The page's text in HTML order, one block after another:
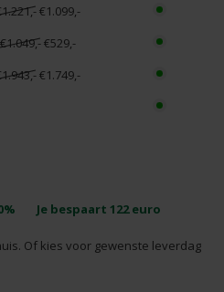
€1.099,-
€1.049,-€529,-
€1.749,-
Je bespaart 122euro
Of kies voor gewenste leverdag